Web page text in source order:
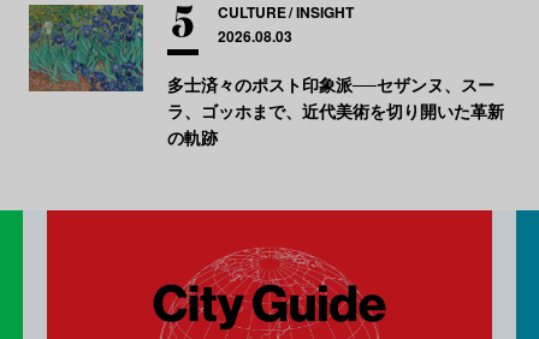
CULTURE INSIGHT
2026.08.03
多士済々のポスト印象派──セザンヌ、スー
ラ、ゴッホまで、近代美術を切り開いた革新
の軌跡